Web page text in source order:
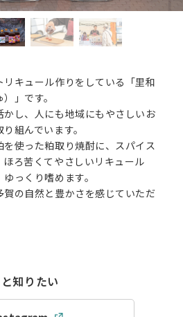
キュール作りをしている「里和
」です。
し、人にも地域にもやさしいお
組んでいます。
使った粕取り焼酎に、スパイス
ろ苦くてやさしいリキュール
っくり嗜めます。
の自然と豊かさを感じていただ
知りたい